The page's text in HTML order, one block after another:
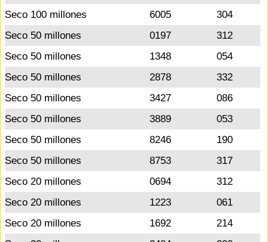
Seco 100 millones
6005
304
Seco 50 millones
0197
312
Seco 50 millones
1348
054
Seco 50 millones
2878
332
Seco 50 millones
3427
086
Seco 50 millones
3889
053
Seco 50 millones
8246
190
Seco 50 millones
8753
317
Seco 20 millones
0694
312
Seco 20 millones
1223
061
Seco 20 millones
1692
214